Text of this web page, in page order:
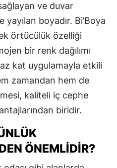
ve duvar
boyadır. Bi’Boya
örtücülük özelliği
bir renk dağılımı
kat uygulamayla etkili
zamandan hem de
kaliteli iç cephe
biridir.
ÖNEMLIDIR?